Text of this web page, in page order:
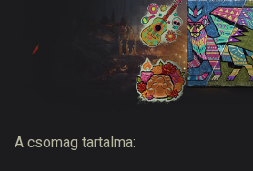
A csomag tartalma: